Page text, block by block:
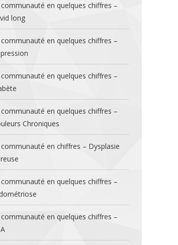
en quelques chiffres –
long
en quelques chiffres –
en quelques chiffres –
en quelques chiffres –
Chroniques
en chiffres – Dysplasie
en quelques chiffres –
en quelques chiffres –